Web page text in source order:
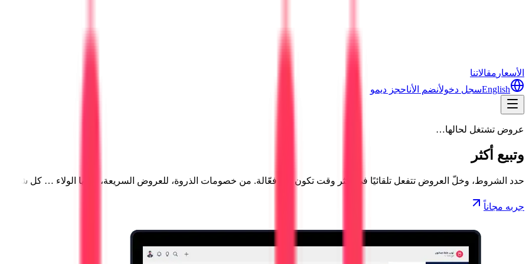
الأسعار مقالاتنا
Englishسجل دخولأنضم الأناحجز ديمو
عروض تشتغل لحالها…
وتبيع أكثر
حدد الشروط، وخلّ العروض تتفعل تلقائيًا في أكثر وقت تكون فيه فعّالة. من خصومات الذروة، للعروض السريعة، لهدايا الولاء … كل شي
جربه مجاناً